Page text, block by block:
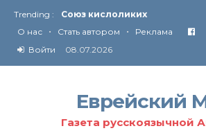
Trending :
Соглашение США с Ираном
Технология Революции в
О нас • Стать автором • Реклама
Войти
08.07.2026
Еврейский
Газета русскоязычной